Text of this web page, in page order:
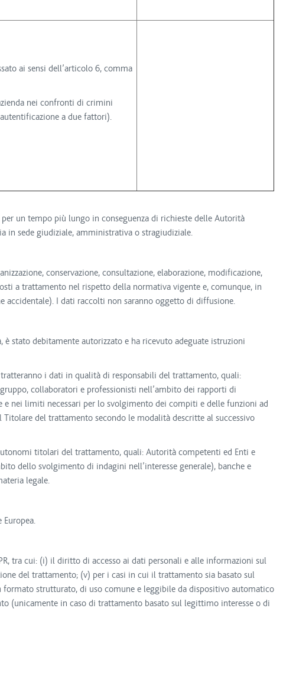
ai sensi dell’articolo 6, comma
nei confronti di crimini
a due fattori).
un tempo più lungo in conseguenza di richieste delle Autorità
in sede giudiziale, amministrativa o stragiudiziale.
conservazione, consultazione, elaborazione, modificazione,
a trattamento nel rispetto della normativa vigente e, comunque, in
accidentale). I dati raccolti non saranno oggetto di diffusione.
stato debitamente autorizzato e ha ricevuto adeguate istruzioni
i dati in qualità di responsabili del trattamento, quali:
collaboratori e professionisti nell’ambito dei rapporti di
nei limiti necessari per lo svolgimento dei compiti e delle funzioni ad
del trattamento secondo le modalità descritte al successivo
titolari del trattamento, quali: Autorità competenti ed Enti e
dello svolgimento di indagini nell’interesse generale), banche e
legale.
tra cui: (i) il diritto di accesso ai dati personali e alle informazioni sul
del trattamento; (v) per i casi in cui il trattamento sia basato sul
strutturato, di uso comune e leggibile da dispositivo automatico
(unicamente in caso di trattamento basato sul legittimo interesse o di